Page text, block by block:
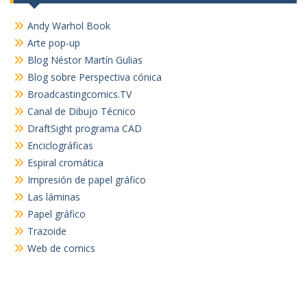
Andy Warhol Book
Arte pop-up
Blog Néstor Martín Gulias
Blog sobre Perspectiva cónica
Broadcastingcomics.TV
Canal de Dibujo Técnico
DraftSight programa CAD
Enciclográficas
Espiral cromática
Impresión de papel gráfico
Las láminas
Papel gráfico
Trazoide
Web de comics